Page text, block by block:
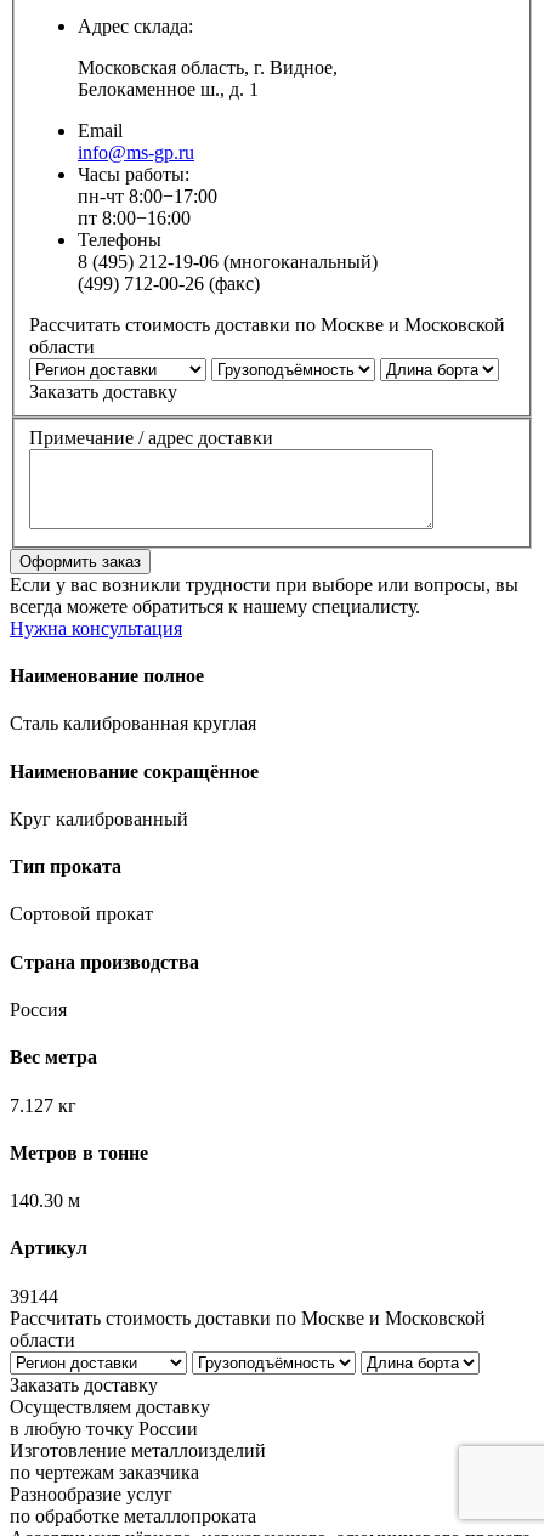
Адрес склада:
Московская область, г. Видное,
Белокаменное ш., д. 1
Email
info@ms-gp.ru
Часы работы:
пн-чт 8:00−17:00
пт 8:00−16:00
Телефоны
8 (495) 212-19-06 (многоканальный)
(499) 712-00-26 (факс)
Рассчитать стоимость доставки по Москве и Московской
области
Заказать доставку
Примечание / адрес доставки
Если у вас возникли трудности при выборе или вопросы, вы
всегда можете обратиться к нашему специалисту.
Нужна консультация
Наименование полное
Сталь калиброванная круглая
Наименование сокращённое
Круг калиброванный
Тип проката
Сортовой прокат
Страна производства
Россия
Вес метра
7.127 кг
Метров в тонне
140.30 м
Артикул
39144
Рассчитать стоимость доставки по Москве и Московской
области
Заказать доставку
Осуществляем доставку
в любую точку России
Изготовление металлоизделий
по чертежам заказчика
Разнообразие услуг
по обработке металлопроката